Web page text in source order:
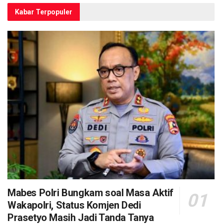
Kabar Terpopuler
Mabes Polri Bungkam soal Masa Aktif
Wakapolri, Status Komjen Dedi
Prasetyo Masih Jadi Tanda Tanya